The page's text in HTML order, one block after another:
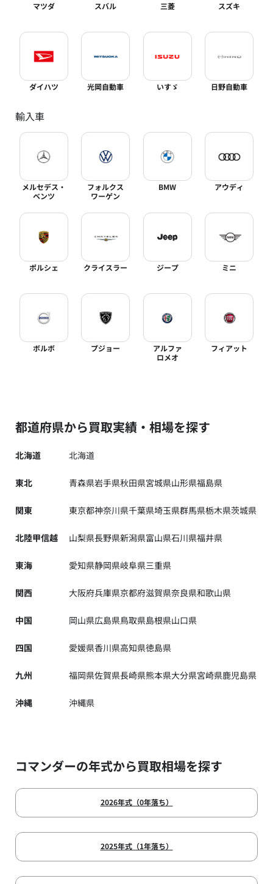
マツダ スバル 三菱 スズキ
ダイハツ 光岡自動車 いすゞ 日野自動車
輸入車
メルセデス・
ベンツ
フォルクス
ワーゲン
BMW アウディ
ポルシェ クライスラー ジープ ミニ
ボルボ プジョー
アルファ
ロメオ
フィアット
都道府県から買取実績・相場を探す
北海道 北海道
東北 青森県岩手県秋田県宮城県山形県福島県
関東 東京都神奈川県千葉県埼玉県群馬県栃木県茨城県
北陸甲信越 山梨県長野県新潟県富山県石川県福井県
東海 愛知県静岡県岐阜県三重県
関西 大阪府兵庫県京都府滋賀県奈良県和歌山県
中国 岡山県広島県鳥取県島根県山口県
四国 愛媛県香川県高知県徳島県
九州 福岡県佐賀県長崎県熊本県大分県宮崎県鹿児島県
沖縄 沖縄県
コマンダーの年式から買取相場を探す
2026年式（0年落ち）
2025年式（1年落ち）